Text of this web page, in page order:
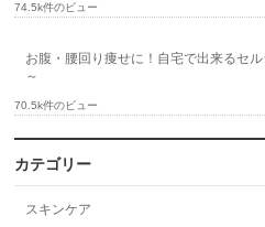
74.5k件のビュー
お腹・腰回り痩せに！自宅で出来るセ
～
70.5k件のビュー
カテゴリー
スキンケア